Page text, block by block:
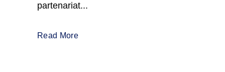
partenariat...
Read More